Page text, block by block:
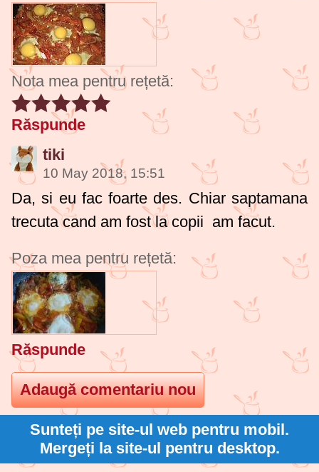
Nota mea pentru rețetă:
Răspunde
tiki
10 May 2018, 15:51
Da, si eu fac foarte des. Chiar saptamana
trecuta cand am fost la copii am facut.
Poza mea pentru rețetă:
Răspunde
Sunteți pe site-ul web pentru mobil.
Mergeți la site-ul pentru desktop.